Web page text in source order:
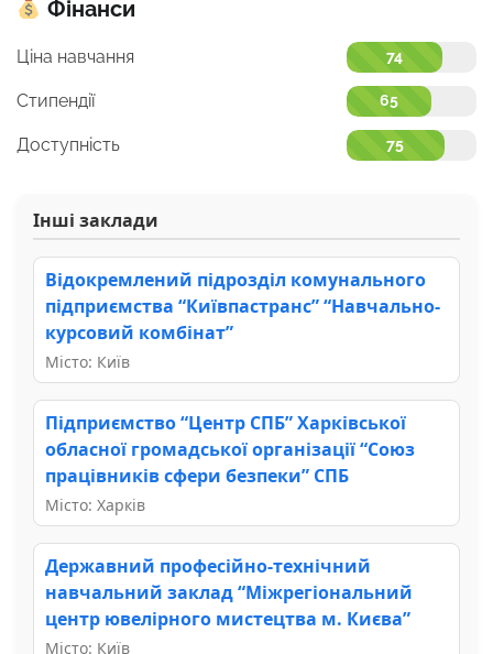
Фінанси
Ціна навчання 74
Стипендії 65
Доступність 75
Інші заклади
Відокремлений підрозділ комунального
підприємства “Київпастранс” “Навчально-
курсовий комбінат”
Місто: Київ
Підприємство “Центр СПБ” Харківської
обласної громадської організації “Союз
працівників сфери безпеки” СПБ
Місто: Харків
Державний професійно-технічний
навчальний заклад “Міжрегіональний
центр ювелірного мистецтва м. Києва”
Місто: Київ